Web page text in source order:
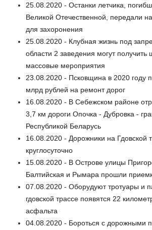
25.08.2020 - Останки летчика,
Великой Отечественной, передали
для захоронения
25.08.2020 - Клубная жизнь под
области 2 заведения могут получить
массовые мероприятия
23.08.2020 - Псковщина в 2020 году
млрд рублей на ремонт дорог
16.08.2020 - В Себежском районе
3,7 км дороги Опочка - Дубровка -
Республикой Беларусь
16.08.2020 - Дорожники на Гдовской
круглосуточно
15.08.2020 - В Острове улицы
Балтийская и Рымара прошли
07.08.2020 - Оборудуют тротуары и
гдовской трассе появятся 22
асфальта
04.08.2020 - Бороться с дорожными